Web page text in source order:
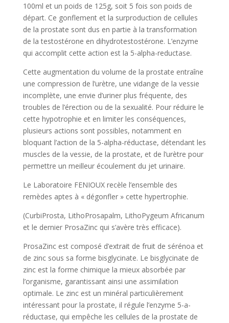
100ml et un poids de 125g, soit 5 fois son poids de
départ. Ce gonflement et la surproduction de cellules
de la prostate sont dus en partie à la transformation
de la testostérone en dihydrotestostérone. L’enzyme
qui accomplit cette action est la 5-alpha-reductase.
Cette augmentation du volume de la prostate entraîne
une compression de l’urètre, une vidange de la vessie
incomplète, une envie d’uriner plus fréquente, des
troubles de l’érection ou de la sexualité. Pour réduire le
cette hypotrophie et en limiter les conséquences,
plusieurs actions sont possibles, notamment en
bloquant l’action de la 5-alpha-réductase, détendant les
muscles de la vessie, de la prostate, et de l’urètre pour
permettre un meilleur écoulement du jet urinaire.
Le Laboratoire FENIOUX recèle l’ensemble des
remèdes aptes à « dégonfler » cette hypertrophie.
(CurbiProsta, LithoProsapalm, LithoPygeum Africanum
et le dernier ProsaZinc qui s’avère très efficace).
ProsaZinc est composé d’extrait de fruit de sérénoa et
de zinc sous sa forme bisglycinate. Le bisglycinate de
zinc est la forme chimique la mieux absorbée par
l’organisme, garantissant ainsi une assimilation
optimale. Le zinc est un minéral particulièrement
intéressant pour la prostate, il régule l’enzyme 5-a-
réductase, qui empêche les cellules de la prostate de